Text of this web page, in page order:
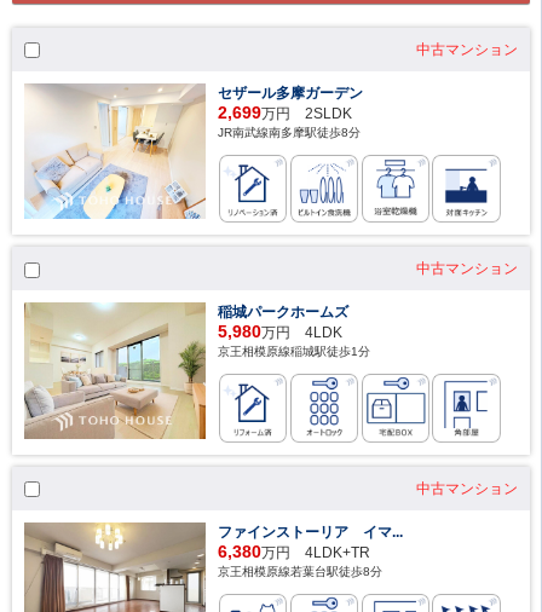
中古マンション
セザール多摩ガーデン
2,699万円 2SLDK
JR南武線南多摩駅徒歩8分
中古マンション
稲城パークホームズ
5,980万円 4LDK
京王相模原線稲城駅徒歩1分
中古マンション
ファインストーリア イマ...
6,380万円 4LDK+TR
京王相模原線若葉台駅徒歩8分